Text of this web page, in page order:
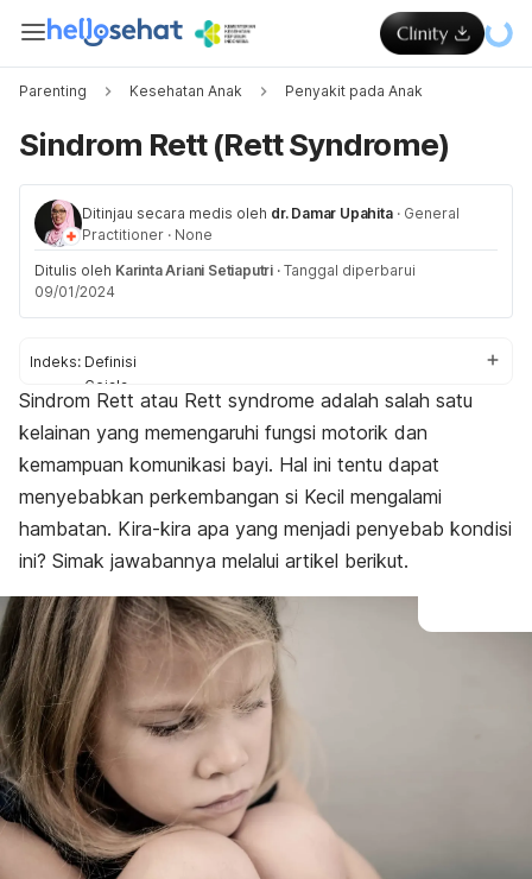
Parenting Kesehatan Anak Penyakit pada Anak
Sindrom Rett (Rett Syndrome)
Ditinjau secara medis oleh dr. Damar Upahita · General
Practitioner · None
Ditulis oleh Karinta Ariani Setiaputri · Tanggal diperbarui
09/01/2024
Indeks: Definisi
Gejala
Penyebab
Diagnosis
Pengobatan
Sindrom Rett atau Rett syndrome adalah salah satu
kelainan yang memengaruhi fungsi motorik dan
kemampuan komunikasi bayi. Hal ini tentu dapat
menyebabkan perkembangan si Kecil mengalami
hambatan. Kira-kira apa yang menjadi penyebab kondisi
ini? Simak jawabannya melalui artikel berikut.